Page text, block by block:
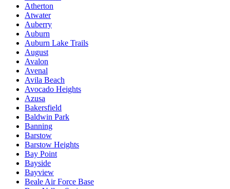
Atherton
Atwater
Auberry
Auburn
Auburn Lake Trails
August
Avalon
Avenal
Avila Beach
Avocado Heights
Azusa
Bakersfield
Baldwin Park
Banning
Barstow
Barstow Heights
Bay Point
Bayside
Bayview
Beale Air Force Base